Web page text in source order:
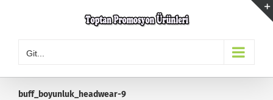
Git...
buff_boyunluk_headwear-9